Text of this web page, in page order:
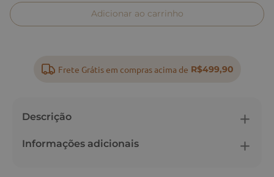
Adicionar ao carrinho
Frete Grátis em compras acima de R$499,90
Descrição
Informações adicionais